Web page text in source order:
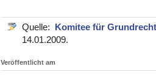
Quelle: Komitee für
14.01.2009.
Veröffentlicht am